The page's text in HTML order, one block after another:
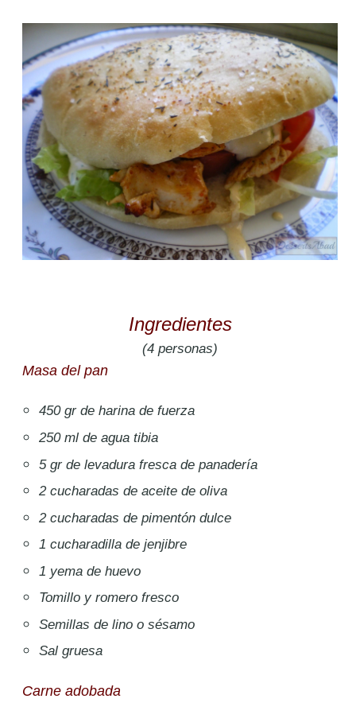
Ingredientes
(4 personas)
Masa del pan
450 gr de harina de fuerza
250 ml de agua tibia
5 gr de levadura fresca de panadería
2 cucharadas de aceite de oliva
2 cucharadas de pimentón dulce
1 cucharadilla de jenjibre
1 yema de huevo
Tomillo y romero fresco
Semillas de lino o sésamo
Sal gruesa
Carne adobada